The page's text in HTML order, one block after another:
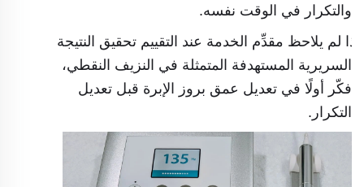
والتكرار في الوقت نفسه.
إذا لم يلاحظ مقدِّم الخدمة عند التقييم تحقيق النتيجة
السريرية المستهدفة المتمثلة في النزيف النقطي،
فكّر أولًا في تعديل عمق بروز الإبرة قبل تعديل
التكرار.